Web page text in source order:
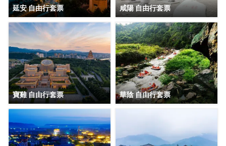
延安 自由行套票 咸陽 自由行套票
寶雞 自由行套票 華陰 自由行套票